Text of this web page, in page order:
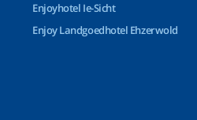
Enjoyhotel Ie-Sicht
Enjoy Landgoedhotel Ehzerwold